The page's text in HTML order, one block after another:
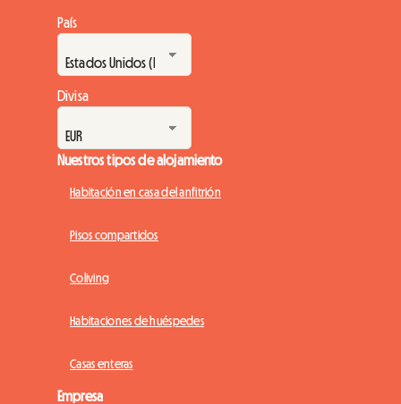
País
Divisa
Nuestros tipos de alojamiento
Habitación en casa del anfitrión
Pisos compartidos
Coliving
Habitaciones de huéspedes
Casas enteras
Empresa